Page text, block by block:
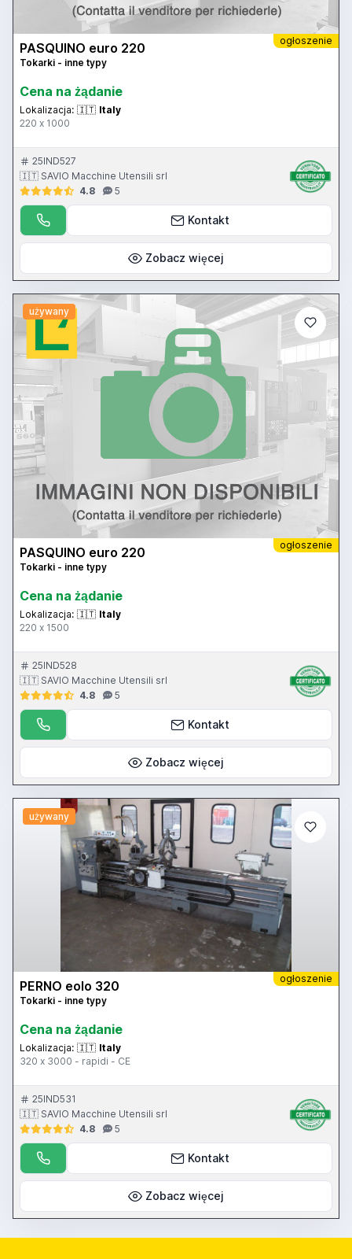
ogłoszenie
PASQUINO euro 220
Tokarki - inne typy
Cena na żądanie
Lokalizacja: 🇮🇹 Italy
220 x 1000
25IND527
🇮🇹 SAVIO Macchine Utensili srl
4.8
5
Kontakt
Zobacz więcej
używany
ogłoszenie
PASQUINO euro 220
Tokarki - inne typy
Cena na żądanie
Lokalizacja: 🇮🇹 Italy
220 x 1500
25IND528
🇮🇹 SAVIO Macchine Utensili srl
4.8
5
Kontakt
Zobacz więcej
używany
ogłoszenie
PERNO eolo 320
Tokarki - inne typy
Cena na żądanie
Lokalizacja: 🇮🇹 Italy
320 x 3000 - rapidi - CE
25IND531
🇮🇹 SAVIO Macchine Utensili srl
4.8
5
Kontakt
Zobacz więcej